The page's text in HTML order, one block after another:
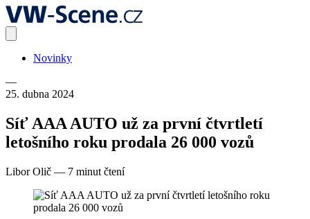
Novinky
—
25. dubna 2024
Síť AAA AUTO už za první čtvrtletí
letošního roku prodala 26 000 vozů
Libor Olič — 7 minut čtení